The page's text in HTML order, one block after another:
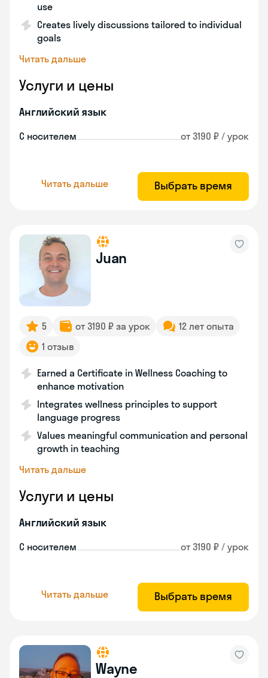
use
Creates lively discussions tailored to individual
goals
Читать дальше
Услуги и цены
Английский язык
С носителем от 3190 ₽ / урок
Читать дальше Выбрать время
Juan
5 от 3190 ₽ за урок
12 лет опыта
1 отзыв
Earned a Certificate in Wellness Coaching to
enhance motivation
Integrates wellness principles to support
language progress
Values meaningful communication and personal
growth in teaching
Читать дальше
Услуги и цены
Английский язык
С носителем от 3190 ₽ / урок
Читать дальше Выбрать время
Wayne